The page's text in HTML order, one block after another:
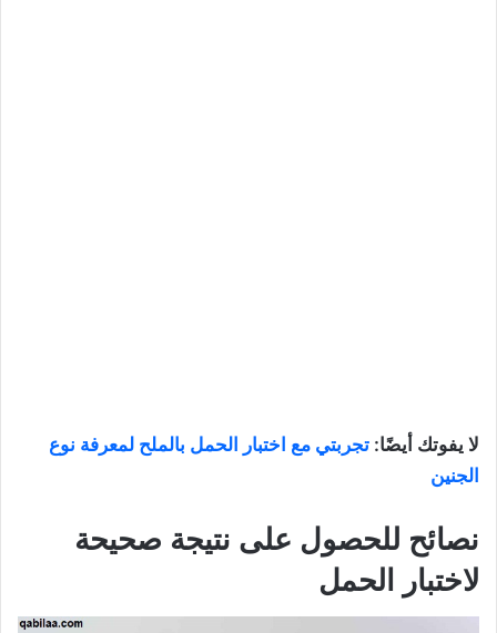
لا يفوتك أيضًا: تجربتي مع اختبار الحمل بالملح لمعرفة نوع
الجنين
نصائح للحصول على نتيجة صحيحة
لاختبار الحمل